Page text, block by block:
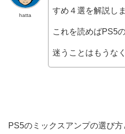
hatta
すめ４選を解説し
これを読めばPS5
迷うことはもうな
PS5のミックスアンプの選び